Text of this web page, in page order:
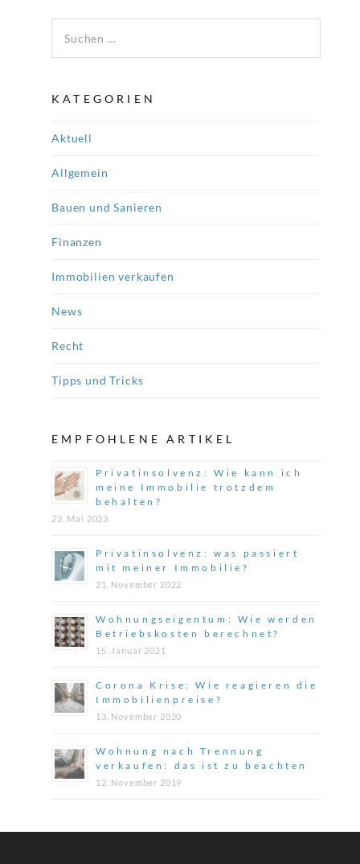
KATEGORIEN
Aktuell
Allgemein
Bauen und Sanieren
Finanzen
Immobilien verkaufen
News
Recht
Tipps und Tricks
EMPFOHLENE ARTIKEL
Privatinsolvenz: Wie kann ich
meine Immobilie trotzdem
behalten?
22. Mai 2023
Privatinsolvenz: was passiert
mit meiner Immobilie?
21. November 2022
Wohnungseigentum: Wie werden
Betriebskosten berechnet?
15. Januar 2021
Corona Krise: Wie reagieren die
Immobilienpreise?
13. November 2020
Wohnung nach Trennung
verkaufen: das ist zu beachten
12. November 2019